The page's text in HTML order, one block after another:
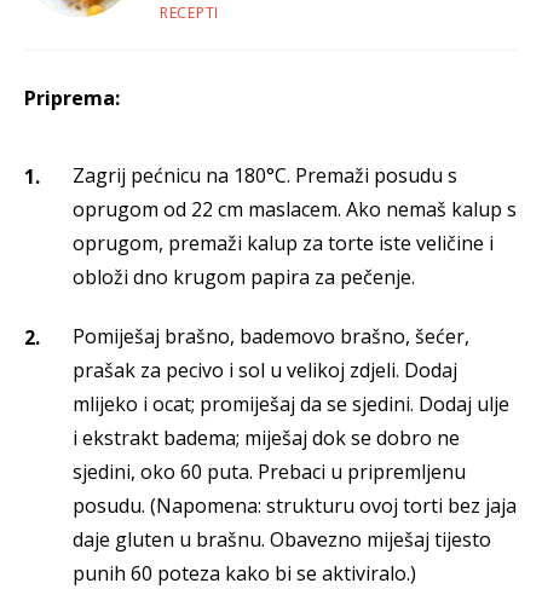
RECEPTI
Priprema:
Zagrij pećnicu na 180°C. Premaži posudu s
oprugom od 22 cm maslacem. Ako nemaš kalup s
oprugom, premaži kalup za torte iste veličine i
obloži dno krugom papira za pečenje.
Pomiješaj brašno, bademovo brašno, šećer,
prašak za pecivo i sol u velikoj zdjeli. Dodaj
mlijeko i ocat; promiješaj da se sjedini. Dodaj ulje
i ekstrakt badema; miješaj dok se dobro ne
sjedini, oko 60 puta. Prebaci u pripremljenu
posudu. (Napomena: strukturu ovoj torti bez jaja
daje gluten u brašnu. Obavezno miješaj tijesto
punih 60 poteza kako bi se aktiviralo.)